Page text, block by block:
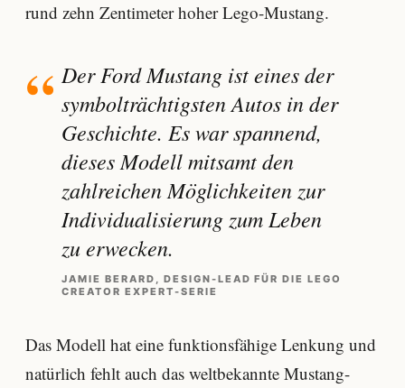
rund zehn Zentimeter hoher Lego-Mustang.
Der Ford Mustang ist eines der
symbolträchtigsten Autos in der
Geschichte. Es war spannend,
dieses Modell mitsamt den
zahlreichen Möglichkeiten zur
Individualisierung zum Leben
zu erwecken.
JAMIE BERARD, DESIGN-LEAD FÜR DIE LEGO
CREATOR EXPERT-SERIE
Das Modell hat eine funktionsfähige Lenkung und
natürlich fehlt auch das weltbekannte Mustang-